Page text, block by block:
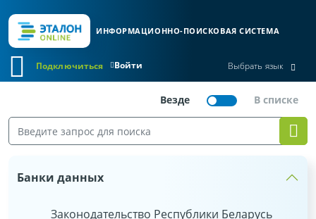
ИНФОРМАЦИОННО-ПОИСКОВАЯ СИСТЕМА
Войти
Подключиться Выбрать язык
Банки данных
Законодательство Республики Беларусь